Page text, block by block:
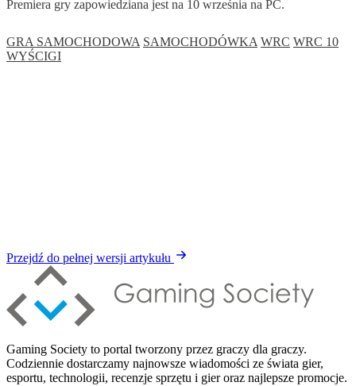
Premiera gry zapowiedziana jest na 10 września na PC.
GRA SAMOCHODOWA SAMOCHODÓWKA WRC WRC 10
WYŚCIGI
Przejdź do pełnej wersji artykułu
Gaming Society to portal tworzony przez graczy dla graczy.
Codziennie dostarczamy najnowsze wiadomości ze świata gier,
esportu, technologii, recenzje sprzętu i gier oraz najlepsze promocje.